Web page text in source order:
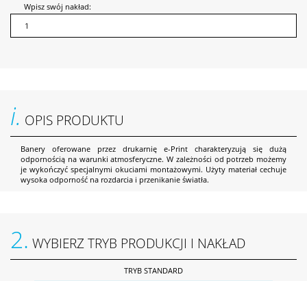
Wpisz swój nakład:
i. OPIS PRODUKTU
Banery oferowane przez drukarnię e-Print charakteryzują się dużą
odpornością na warunki atmosferyczne. W zależności od potrzeb możemy
je wykończyć specjalnymi okuciami montażowymi. Użyty materiał cechuje
wysoka odporność na rozdarcia i przenikanie światła.
2. WYBIERZ TRYB PRODUKCJI I NAKŁAD
TRYB STANDARD